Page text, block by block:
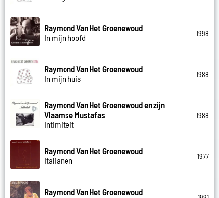
Raymond Van Het Groenewoud
In mijn hoofd
1998
Raymond Van Het Groenewoud
In mijn huis
1988
Raymond Van Het Groenewoud en zijn
Vlaamse Mustafas
Intimiteit
1988
Raymond Van Het Groenewoud
Italianen
1977
Raymond Van Het Groenewoud